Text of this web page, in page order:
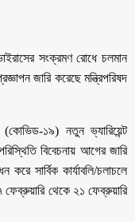
সংক্রমণ রোধে চলমান
জারি করেছে মন্ত্রিপরিষদ
(কোভিড-১৯) নতুন ভ্যারিয়েন্ট
বিবেচনায় আগের জারি
করে সার্বিক কার্যাবলি/চলাচলে
থেকে ২১ ফেব্রুয়ারি